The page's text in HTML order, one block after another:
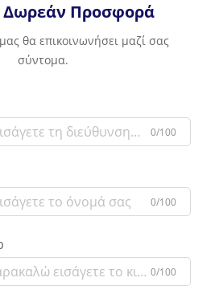
Δωρεάν Προσφορά
θα επικοινωνήσει μαζί σας
σύντομα.
0/100
0/100
0/100